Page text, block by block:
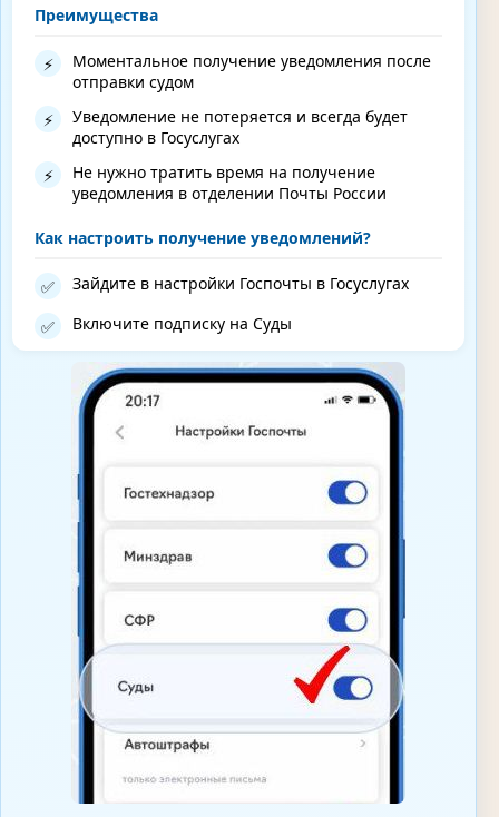
Преимущества
⚡
Моментальное получение уведомления после
отправки судом
⚡
Уведомление не потеряется и всегда будет
доступно в Госуслугах
⚡
Не нужно тратить время на получение
уведомления в отделении Почты России
Как настроить получение уведомлений?
✅ Зайдите в настройки Госпочты в Госуслугах
✅ Включите подписку на Суды